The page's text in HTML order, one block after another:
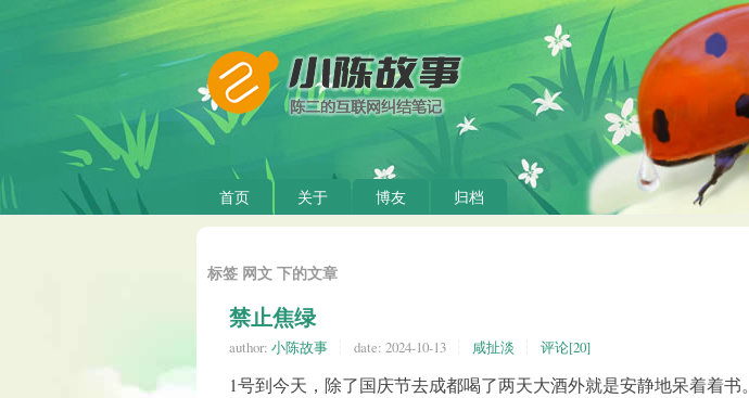
首页 关于 博友 归档
标签 网文 下的文章
禁止焦绿
author: 小陈故事 date: 2024-10-13 咸扯淡 评论[20]
1号到今天，除了国庆节去成都喝了两天大酒外就是安静地呆着着书。